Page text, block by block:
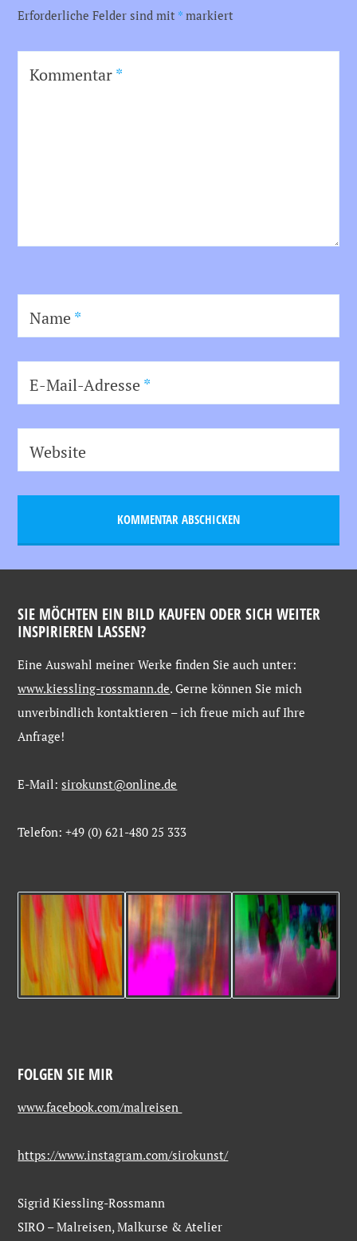
Erforderliche Felder sind mit * markiert
Kommentar*
Name *
E-Mail-Adresse *
Website
SIE MÖCHTEN EIN BILD KAUFEN ODER SICH WEITER
INSPIRIEREN LASSEN?
EineAuswahlmeinerWerkefinden Sieauchunter:
www.kiessling-rossmann.de. Gernekönnen Siemich
unverbindlichkontaktieren –ichfreuemichaufIhre
Anfrage!
E-Mail:sirokunst@online.de
Telefon: +49 (0) 621-480 25 333
FOLGEN SIE MIR
www.facebook.com/malreisen
https://www.instagram.com/sirokunst/
Sigrid Kiessling-Rossmann
SIRO – Malreisen, Malkurse & Atelier